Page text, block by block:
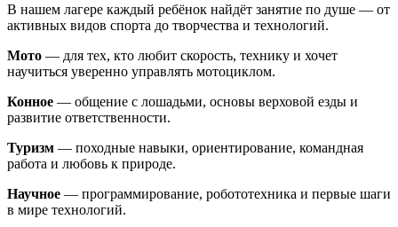
В нашем лагере каждый ребёнок найдёт занятие по душе — от
активных видов спорта до творчества и технологий.
Мото — для тех, кто любит скорость, технику и хочет
научиться уверенно управлять мотоциклом.
Конное — общение с лошадьми, основы верховой езды и
развитие ответственности.
Туризм — походные навыки, ориентирование, командная
работа и любовь к природе.
Научное — программирование, робототехника и первые шаги
в мире технологий.